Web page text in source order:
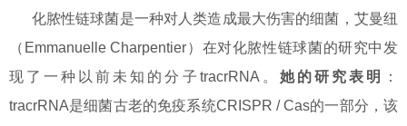
化脓性链球菌是一种对人类造成最大伤害的细菌，艾曼纽
（Emmanuelle Charpentier）在对化脓性链球菌的研究中发
现了一种以前未知的分子tracrRNA。 她的研究表明
：
tracrRNA是细菌古老的免疫系统CRISPR / Cas的一部分，该